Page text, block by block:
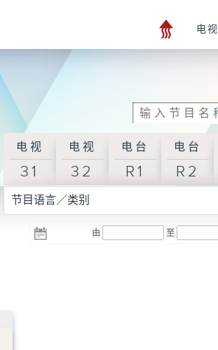
电视
电视
31
电视
32
电台
R1
电台
R2
节目语言／类别
由 至